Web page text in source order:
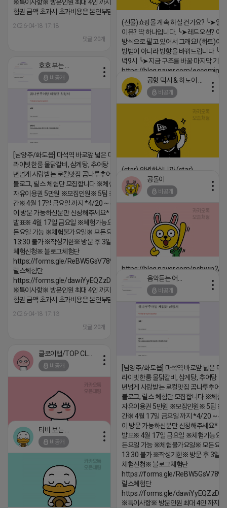
※특이사항※ 방문인원 최대 4인 까지 가능 체
험권 금액 초과시 초과비용은 본인부담입니다.
2026-04-18 17:18
댓글:20개
(선물)쇼핑몰 계속 하실 건가요? ╰➤열
이유? 딱 하나입니다. ╰➤레드오션? 아
방식으로 팔고 있어서 그래요! (하트)이
방법이 아니라 방향을 바꿔드립니다
녁9시 ╰➤지금 구조를 바꿀 마지막 기회
https://blog.naver.com/eocomim/
2026-04-18 17:15
비공개
[남양주/화도읍] 마석역 바로앞 넓은 매장과, 프
라이빗한룸 물닭갈비, 삼계탕, 추어탕 맛집 10
년넘게 사랑받는 로컬맛집 곰나루추어탕에서
블로그, 릴스 체험단 모집합니다 ※체험메뉴※
자유이용권 5만원 ※모집인원※ 5팀 ※모집기
간※ 4월 17일 금요일 까지 *4/20 ~ 4/26 사
이 방문 가능하신분만 신청해주세요* ※체험단
발표※ 4월 17일 금요일 ※체험가능요일※ 모
든요일 가능 ※체험불가요일※ 모든요일 12 ~
13:30 불가 ※작성기한※ 방문 후 3일 이내 ※
체험신청※ 블로그체험단
https://forms.gle/ReBW5GsV789ur2Pz6
릴스체험단
https://forms.gle/dawiYyEQZzDdqf8W8
※특이사항※ 방문인원 최대 4인 까지 가능 체
험권 금액 초과시 초과비용은 본인부담입니다.
2026-04-18 17:13
댓글:20개
비공개
(star) 안녕하십니까 (star)
2026-04-18 17:12
공돌이
비공개
https://blog.naver.com/pshwin2/
2026-04-18 17:12
비공개
[남양주/화도읍] 마석역 바로앞 넓은 매
라이빗한룸 물닭갈비, 삼계탕, 추어탕 맛
년넘게 사랑받는 로컬맛집 곰나루추어
블로그, 릴스 체험단 모집합니다 ※체험
자유이용권 5만원 ※모집인원※ 5팀 ※
간※ 4월 17일 금요일 까지 *4/20 ~ 4/
이 방문 가능하신분만 신청해주세요* ※
발표※ 4월 17일 금요일 ※체험가능요
든요일 가능 ※체험불가요일※ 모든요
13:30 불가 ※작성기한※ 방문 후 3일
체험신청※ 블로그체험단
https://forms.gle/
릴스체험단
https://forms.gle/
※특이사항※ 방문인원 최대 4인 까지
비공개
2026-04-18 17:05
비공개